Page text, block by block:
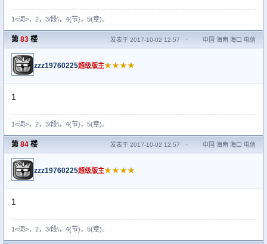
1<词>，2，3/段\，4{节}，5(章)。
第 83 楼 发表于 2017-10-02 12:57 · 中国 海南 海口 电信
zzz19760225超级版主★★★★
1
1<词>，2，3/段\，4{节}，5(章)。
第 84 楼 发表于 2017-10-02 12:57 · 中国 海南 海口 电信
zzz19760225超级版主★★★★
1
1<词>，2，3/段\，4{节}，5(章)。